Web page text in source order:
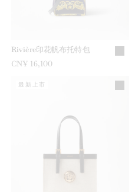
Rivière印花帆布托特包
CN¥ 16,100
最新上市